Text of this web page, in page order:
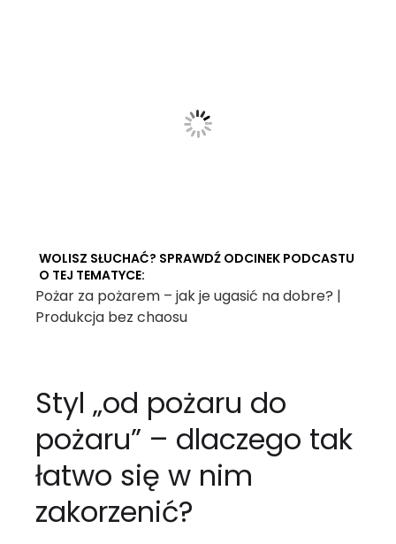
WOLISZ SŁUCHAĆ? SPRAWDŹ ODCINEK PODCASTU
O TEJ TEMATYCE:
Pożar za pożarem – jak je ugasić na dobre? |
Produkcja bez chaosu
Styl „od pożaru do
pożaru” – dlaczego tak
łatwo się w nim
zakorzenić?